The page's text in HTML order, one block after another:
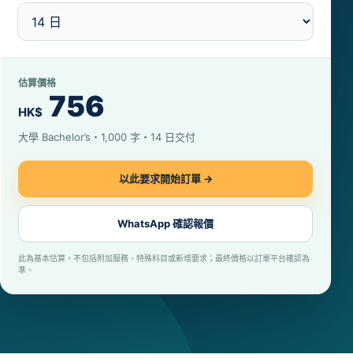
估算價格
HK$ 756
大學 Bachelor’s・1,000 字・14 日交付
以此要求開始訂單 →
WhatsApp 確認報價
此為基本估算，不包括附加服務、特殊科目或新增要求；最終價格以訂單平台確認為
準。